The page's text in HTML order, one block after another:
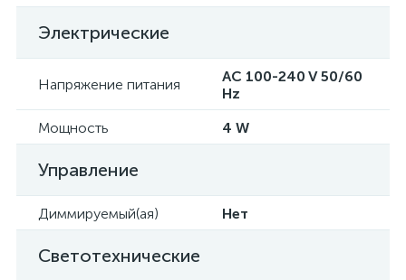
Электрические
Напряжение питания
AC 100-240 V 50/60
Hz
Мощность
4 W
Управление
Диммируемый(ая) Нет
Светотехнические